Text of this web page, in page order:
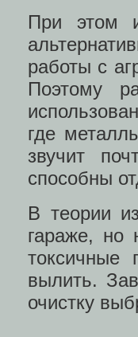
При этом
работы с
Поэтому
где
звучит
способны
В теории
гараже, но
токсичные
вылить.
очистку